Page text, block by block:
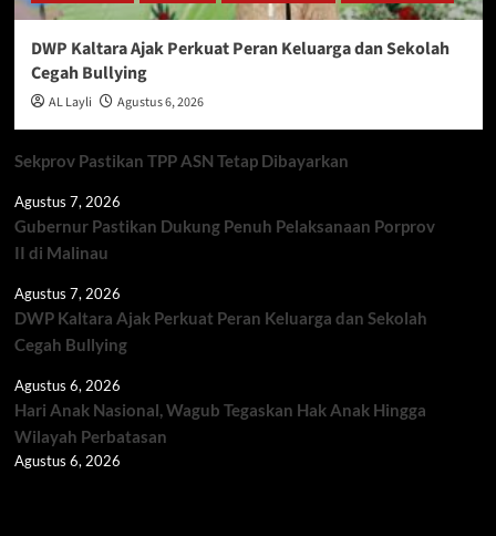
DWP Kaltara Ajak Perkuat Peran Keluarga dan Sekolah
Cegah Bullying
AL Layli Agustus 6, 2026
Sekprov Pastikan TPP ASN Tetap Dibayarkan
Agustus 7, 2026
Gubernur Pastikan Dukung Penuh Pelaksanaan Porprov
II di Malinau
Agustus 7, 2026
DWP Kaltara Ajak Perkuat Peran Keluarga dan Sekolah
Cegah Bullying
Agustus 6, 2026
Hari Anak Nasional, Wagub Tegaskan Hak Anak Hingga
Wilayah Perbatasan
Agustus 6, 2026